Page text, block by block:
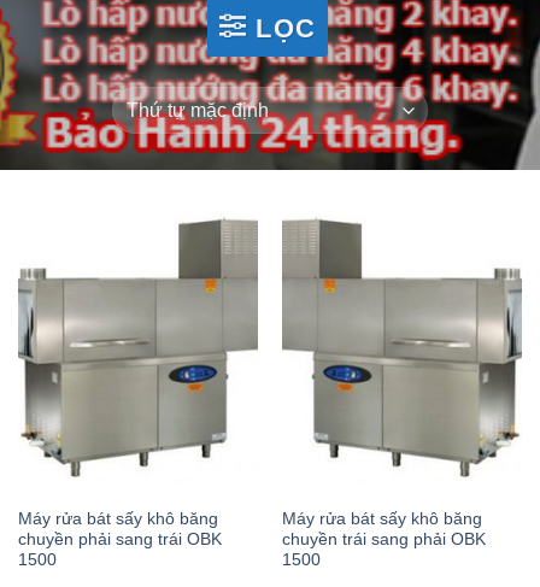
LỌC
Máy rửa bát sấy khô băng
chuyền phải sang trái OBK
1500
Máy rửa bát sấy khô băng
chuyền trái sang phải OBK
1500